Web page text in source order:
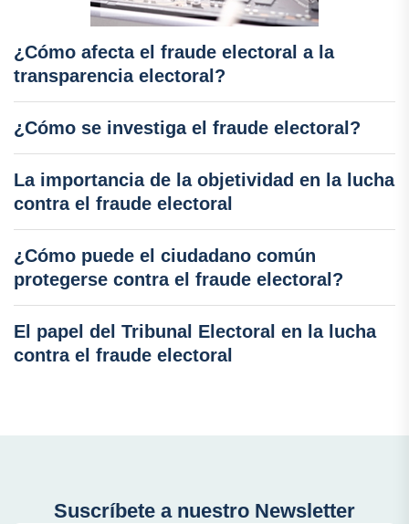
¿Cómo afecta el fraude electoral a la
transparencia electoral?
¿Cómo se investiga el fraude electoral?
La importancia de la objetividad en la lucha
contra el fraude electoral
¿Cómo puede el ciudadano común
protegerse contra el fraude electoral?
El papel del Tribunal Electoral en la lucha
contra el fraude electoral
Suscríbete a nuestro Newsletter